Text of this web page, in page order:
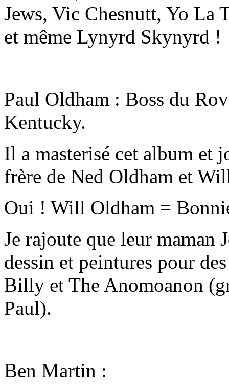
Jews, Vic Chesnutt, Yo La
et même Lynyrd Skynyrd !
Paul Oldham : Boss du
Kentucky.
Il a masterisé cet album et
frère de Ned Oldham et
Oui ! Will Oldham =
Je rajoute que leur maman
dessin et peintures pour
Billy et The Anomoanon
Paul).
Ben Martin :